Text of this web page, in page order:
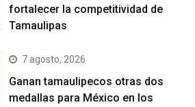
fortalecer la competitividad de
Tamaulipas
7 agosto, 2026
Ganan tamaulipecos otras dos
medallas para México en los